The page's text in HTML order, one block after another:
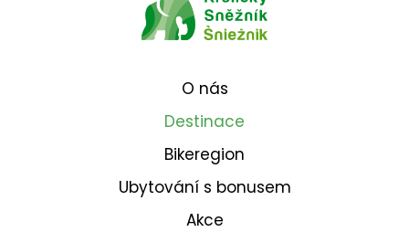
O nás
Destinace
Bikeregion
Ubytování s bonusem
Akce